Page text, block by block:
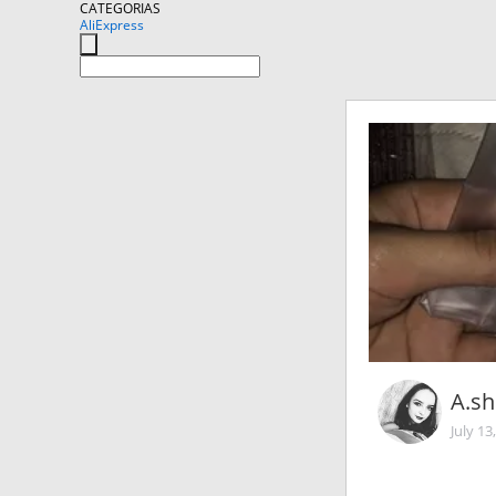
CATEGORIAS
AliExpress
July